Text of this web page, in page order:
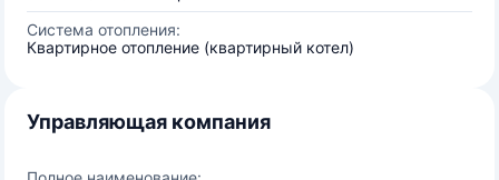
Система отопления:
Квартирное отопление (квартирный котел)
Управляющая компания